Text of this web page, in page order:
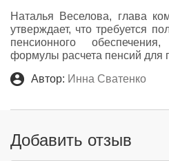
Наталья Веселова, глава
утверждает, что требуется
пенсионного
формулы расчета пенсий для
Автор: Инна Сватенко
Добавить отзыв